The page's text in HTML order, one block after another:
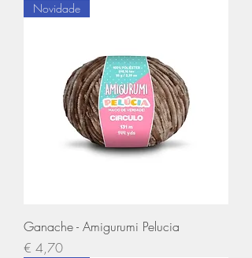
Novidade
Ganache - Amigurumi Pelucia
Preço
€ 4,70